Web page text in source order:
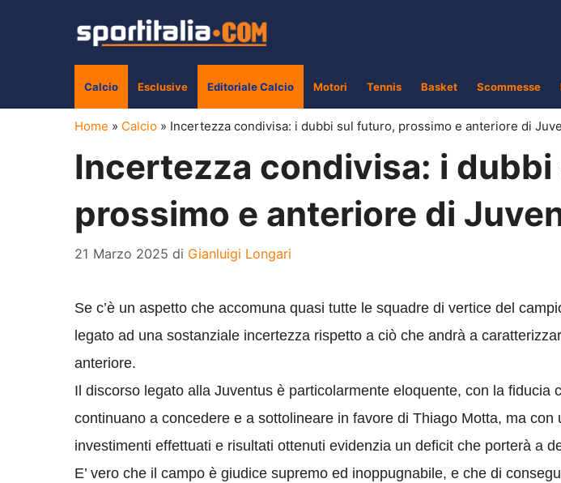
Calcio Esclusive Editoriale Calcio Motori Tennis Basket Scommesse
Home » Calcio » Incertezza condivisa: i dubbi sul futuro, prossimo e anteriore di
Incertezza condivisa: i
prossimo e anteriore di
21 Marzo 2025 di Gianluigi Longari
Se c’è un aspetto che accomuna quasi tutte le squadre di vertice del
legato ad una sostanziale incertezza rispetto a ciò che andrà a
anteriore.
Il discorso legato alla Juventus è particolarmente eloquente, con la fiducia
continuano a concedere e a sottolineare in favore di Thiago Motta, ma con
investimenti effettuati e risultati ottenuti evidenzia un deficit che porterà a
E’ vero che il campo è giudice supremo ed inoppugnabile, e che di